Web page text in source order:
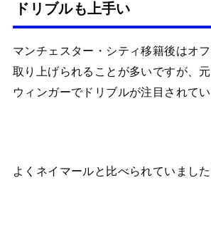
ドリブルも上手い
マンチェスター・シティ移籍後はオ
取り上げられることが多いですが、
ウィンガーでドリブルが注目されてい
よくネイマールと比べられていました